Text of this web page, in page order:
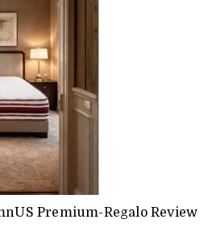
Premium-Regalo Review